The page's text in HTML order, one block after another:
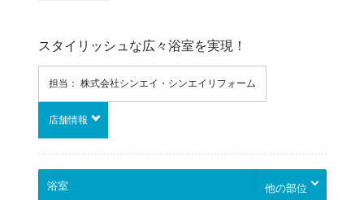
スタイリッシュな広々浴室を実現！
担当： 株式会社シンエイ・シンエイリフォーム
店舗情報
他の部位